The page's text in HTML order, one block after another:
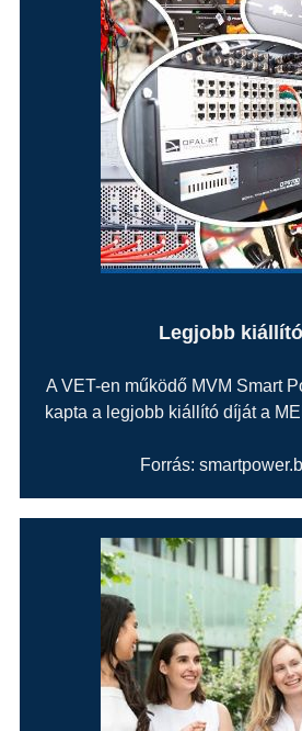
Legjobb
A VET-en működő MVM Smart
kapta a legjobb kiállító díját a
Forrás: